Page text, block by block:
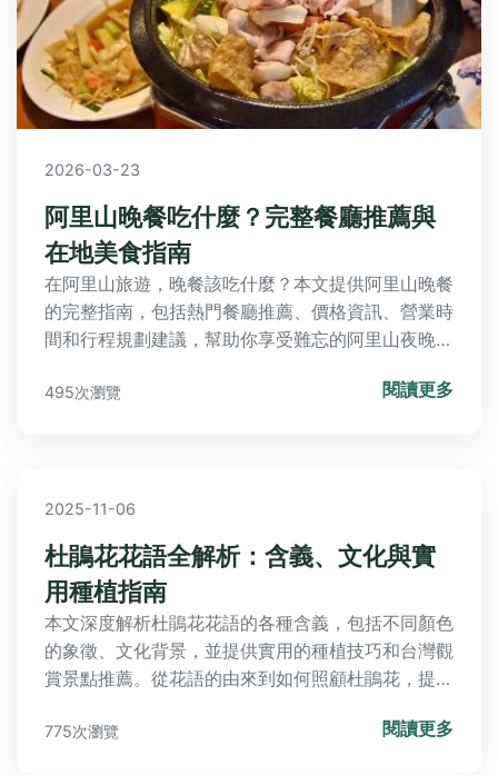
2026-03-23
阿里山晚餐吃什麼？完整餐廳推薦與
在地美食指南
在阿里山旅遊，晚餐該吃什麼？本文提供阿里山晚餐
的完整指南，包括熱門餐廳推薦、價格資訊、營業時
間和行程規劃建議，幫助你享受難忘的阿里山夜晚。
495次瀏覽 閱讀更多
2025-11-06
杜鵑花花語全解析：含義、文化與實
用種植指南
本文深度解析杜鵑花花語的各種含義，包括不同顏色
的象徵、文化背景，並提供實用的種植技巧和台灣觀
賞景點推薦。從花語的由來到如何照顧杜鵑花，提供
775次瀏覽 閱讀更多